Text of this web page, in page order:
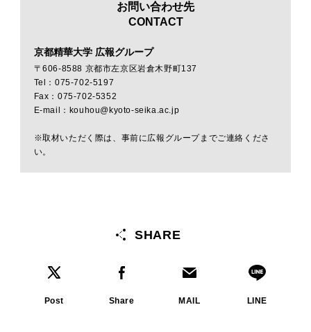
お問い合わせ先
CONTACT
京都精華大学 広報グループ
〒606-8588 京都市左京区岩倉木野町137
Tel：075-702-5197
Fax：075-702-5352
E-mail：kouhou@kyoto-seika.ac.jp
※取材いただく際は、事前に広報グループまでご連絡くださ
い。
SHARE
Post Share MAIL LINE